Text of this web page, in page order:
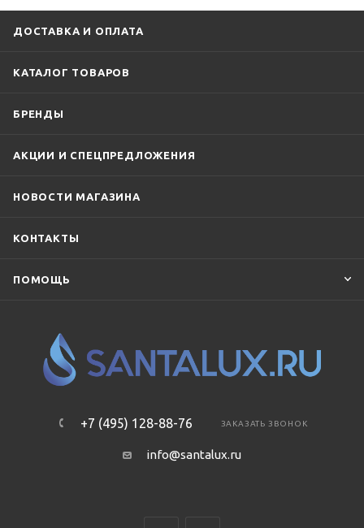
ДОСТАВКА И ОПЛАТА
КАТАЛОГ ТОВАРОВ
БРЕНДЫ
АКЦИИ И СПЕЦПРЕДЛОЖЕНИЯ
НОВОСТИ МАГАЗИНА
КОНТАКТЫ
ПОМОЩЬ
+7 (495) 128-88-76 ЗАКАЗАТЬ ЗВОНОК
info@santalux.ru